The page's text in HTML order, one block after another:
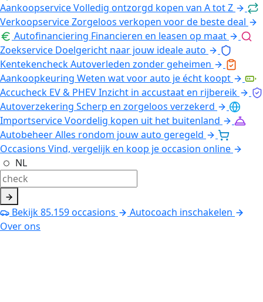
AankoopserviceVolledig ontzorgd kopen van A tot Z
VerkoopserviceZorgeloos verkopen voor de beste deal
Autofinanciering Financieren en leasen op maat
Zoekservice Doelgericht naar jouw ideale auto
KentekencheckAutoverleden zonder geheimen
Aankoopkeuring Weten wat voor auto je écht koopt
Accucheck EV & PHEVInzicht in accustaat en rijbereik
Autoverzekering Scherp en zorgeloos verzekerd
ImportserviceVoordelig kopen uit het buitenland
AutobeheerAlles rondom jouw auto geregeld
Occasions Vind, vergelijk en koop je occasion online
NL
Bekijk85.159occasions
Autocoach inschakelen
Over ons